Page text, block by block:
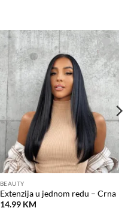
Dodaj
na
listu
BEAUTY
Extenzija u jednom redu – Crna
14.99 KM